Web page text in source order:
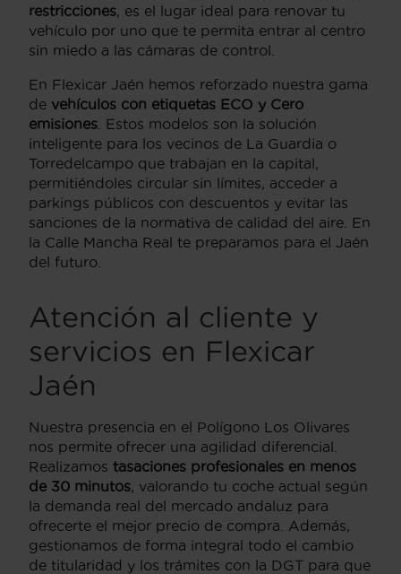
restricciones , es el lugar ideal para renovar tu
vehículo por uno que te permita entrar al centro
sin miedo a las cámaras de control.
En Flexicar Jaén hemos reforzado nuestra gama
de vehículos con etiquetas ECO y Cero
emisiones . Estos modelos son la solución
inteligente para los vecinos de La Guardia o
Torredelcampo que trabajan en la capital,
permitiéndoles circular sin límites, acceder a
parkings públicos con descuentos y evitar las
sanciones de la normativa de calidad del aire. En
la Calle Mancha Real te preparamos para el Jaén
del futuro.
Atención al cliente y
servicios en Flexicar
Jaén
Nuestra presencia en el Polígono Los Olivares
nos permite ofrecer una agilidad diferencial.
Realizamos tasaciones profesionales en menos
de 30 minutos , valorando tu coche actual según
la demanda real del mercado andaluz para
ofrecerte el mejor precio de compra. Además,
gestionamos de forma integral todo el cambio
de titularidad y los trámites con la DGT para que